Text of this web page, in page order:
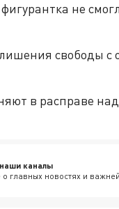
не
свободы с
в расправе
каналы
главных новостях и